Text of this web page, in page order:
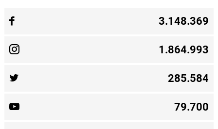
3.148.369
1.864.993
285.584
79.700